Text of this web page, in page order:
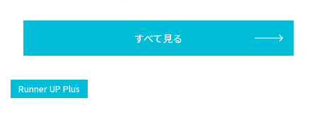
すべて見る
Runner UP Plus